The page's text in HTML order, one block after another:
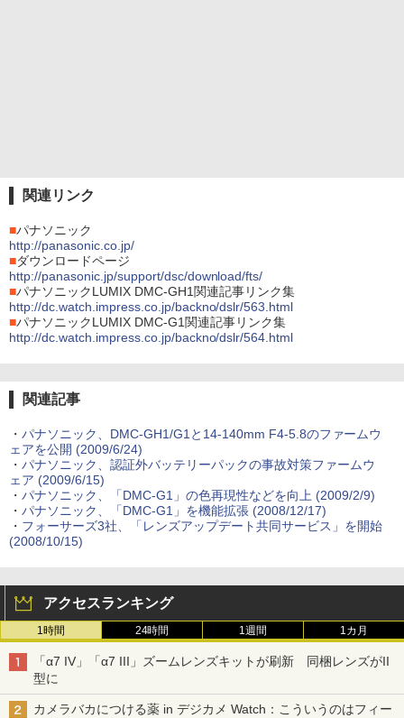
関連リンク
■パナソニック
http://panasonic.co.jp/
■ダウンロードページ
http://panasonic.jp/support/dsc/download/fts/
■パナソニックLUMIX DMC-GH1関連記事リンク集
http://dc.watch.impress.co.jp/backno/dslr/563.html
■パナソニックLUMIX DMC-G1関連記事リンク集
http://dc.watch.impress.co.jp/backno/dslr/564.html
関連記事
・ パナソニック、DMC-GH1/G1と14-140mm F4-5.8のファームウ
ェアを公開 (2009/6/24)
・ パナソニック、認証外バッテリーパックの事故対策ファームウ
ェア (2009/6/15)
・ パナソニック、「DMC-G1」の色再現性などを向上 (2009/2/9)
・ パナソニック、「DMC-G1」を機能拡張 (2008/12/17)
・ フォーサーズ3社、「レンズアップデート共同サービス」を開始
(2008/10/15)
アクセスランキング
1時間 24時間 1週間 1カ月
「α7 IV」「α7 III」ズームレンズキットが刷新 同梱レンズがII
型に
カメラバカにつける薬 in デジカメ Watch：こういうのはフィー